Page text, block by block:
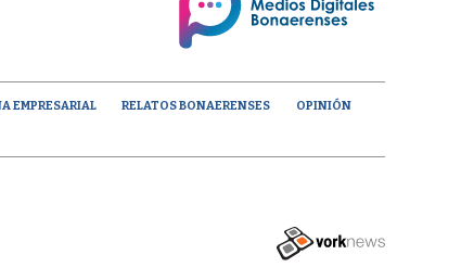
EMPRESARIAL RELATOS BONAERENSES
OPINIÓN